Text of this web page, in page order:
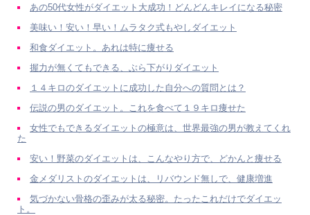
あの50代女性がダイエット大成功！どんどんキレイになる秘密
美味い！安い！早い！ムラタク式もやしダイエット
和食ダイエット。あれは特に痩せる
握力が無くてもできる、ぶら下がりダイエット
１４キロのダイエットに成功した自分への質問とは？
伝説の男のダイエット。これを食べて１９キロ痩せた
女性でもできるダイエットの極意は、世界最強の男が教えてくれ
た
安い！野菜のダイエットは、こんなやり方で、どかんと痩せる
金メダリストのダイエットは、リバウンド無しで、健康増進
気づかない骨格の歪みが太る秘密。たったこれだけでダイエッ
ト。